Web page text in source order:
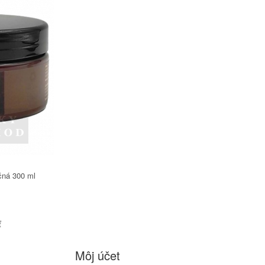
300 ml
Môj účet